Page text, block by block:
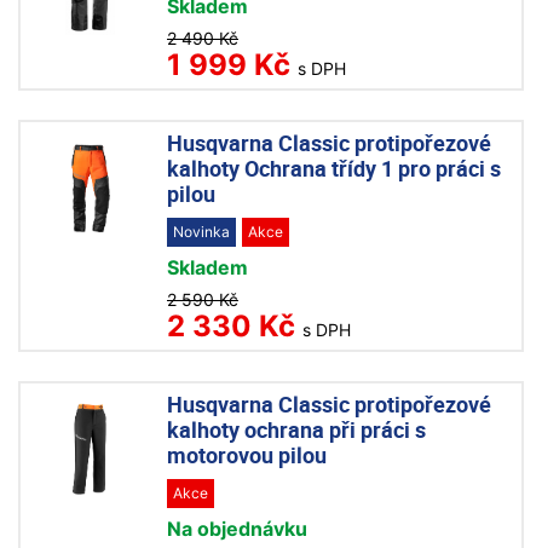
Skladem
2 490 Kč
1 999 Kč s DPH
Husqvarna Classic protipořezové
kalhoty Ochrana třídy 1 pro práci s
pilou
Novinka Akce
Skladem
2 590 Kč
2 330 Kč s DPH
Husqvarna Classic protipořezové
kalhoty ochrana při práci s
motorovou pilou
Akce
Na objednávku